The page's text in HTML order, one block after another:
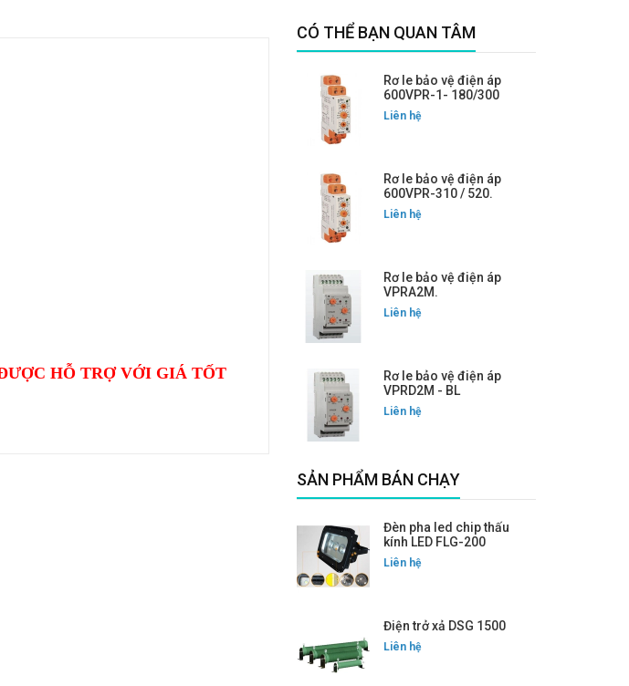
HỖ TRỢ VỚI GIÁ TỐT
CÓ THỂ BẠN QUAN TÂM
Rơ le bảo vệ điện áp
600VPR-1- 180/300
Liên hệ
Rơ le bảo vệ điện áp
600VPR-310 / 520.
Liên hệ
Rơ le bảo vệ điện áp
VPRA2M.
Liên hệ
Rơ le bảo vệ điện áp
VPRD2M - BL
Liên hệ
SẢN PHẨM BÁN CHẠY
Đèn pha led chip thấu
kính LED FLG-200
Liên hệ
Điện trở xả DSG 1500
Liên hệ